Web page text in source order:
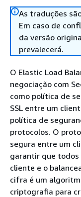
As traduções
Em caso de
da versão
prevalecerá.
O Elastic Load
negociação com
como política de
SSL entre um
política de
protocolos. O
segura entre um
garantir que
cliente e o
cifra é um
criptografia para